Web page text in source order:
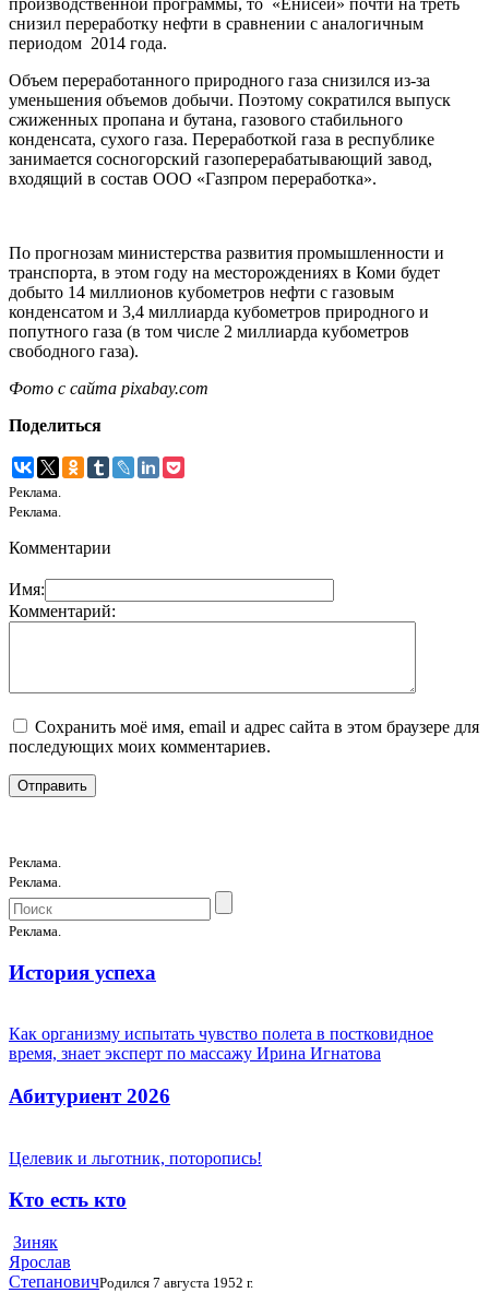
производственной программы, то «Енисей» почти на треть
снизил переработку нефти в сравнении с аналогичным
периодом 2014 года.
Объем переработанного природного газа снизился из-за
уменьшения объемов добычи. Поэтому сократился выпуск
сжиженных пропана и бутана, газового стабильного
конденсата, сухого газа. Переработкой газа в республике
занимается сосногорский газоперерабатывающий завод,
входящий в состав ООО «Газпром переработка».
По прогнозам министерства развития промышленности и
транспорта, в этом году на месторождениях в Коми будет
добыто 14 миллионов кубометров нефти с газовым
конденсатом и 3,4 миллиарда кубометров природного и
попутного газа (в том числе 2 миллиарда кубометров
свободного газа).
Фото с сайта pixabay.com
Поделиться
Реклама.
Реклама.
Комментарии
Имя:
Комментарий:
Сохранить моё имя, email и адрес сайта в этом браузере для
последующих моих комментариев.
Реклама.
Реклама.
Реклама.
История успеха
Как организму испытать чувство полета в постковидное
время, знает эксперт по массажу Ирина Игнатова
Абитуриент 2026
Целевик и льготник, поторопись!
Кто есть кто
Зиняк
Ярослав
СтепановичРодился 7 августа 1952 г.